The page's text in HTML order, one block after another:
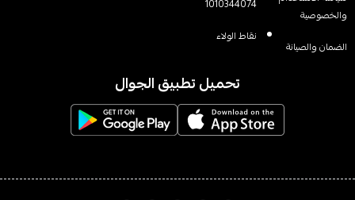
والخصوصية
الضمان والصيانة
1010344074
نقاط الولاء
تحميل تطبيق الجوال